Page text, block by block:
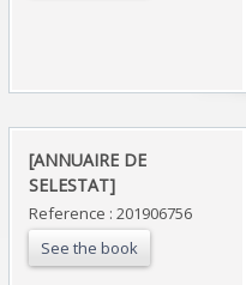
‎[ANNUAIRE DE
SELESTAT]‎
Reference : 201906756
See the book